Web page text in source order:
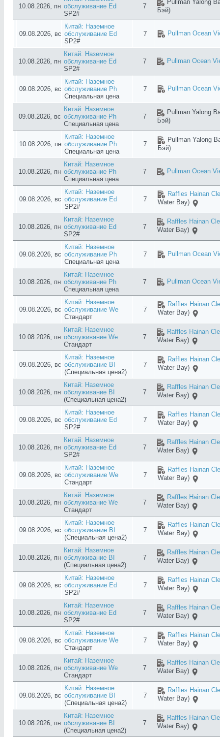
10.08.2026, пн обслуживание Ed
SP2#
7
Pullman Yalong
Бэй)
09.08.2026, вс
Китай: Наземное
обслуживание Ed
SP2#
7 Pullman Ocean
10.08.2026, пн
Китай: Наземное
обслуживание Ed
SP2#
7 Pullman Ocean
09.08.2026, вс
Китай: Наземное
обслуживание Ph
Специальная цена
7 Pullman Ocean
09.08.2026, вс
Китай: Наземное
обслуживание Ph
Специальная цена
7
Pullman Yalong
Бэй)
10.08.2026, пн
Китай: Наземное
обслуживание Ph
Специальная цена
7
Pullman Yalong
Бэй)
10.08.2026, пн
Китай: Наземное
обслуживание Ph
Специальная цена
7 Pullman Ocean
09.08.2026, вс
Китай: Наземное
обслуживание Ed
SP2#
7
Raffles Hainan
Water Bay)
10.08.2026, пн
Китай: Наземное
обслуживание Ed
SP2#
7
Raffles Hainan
Water Bay)
09.08.2026, вс
Китай: Наземное
обслуживание Ph
Специальная цена
7 Pullman Ocean
10.08.2026, пн
Китай: Наземное
обслуживание Ph
Специальная цена
7 Pullman Ocean
09.08.2026, вс
Китай: Наземное
обслуживание We
Стандарт
7
Raffles Hainan
Water Bay)
10.08.2026, пн
Китай: Наземное
обслуживание We
Стандарт
7
Raffles Hainan
Water Bay)
09.08.2026, вс
Китай: Наземное
обслуживание BI
(Специальная цена2)
7
Raffles Hainan
Water Bay)
10.08.2026, пн
Китай: Наземное
обслуживание BI
(Специальная цена2)
7
Raffles Hainan
Water Bay)
09.08.2026, вс
Китай: Наземное
обслуживание Ed
SP2#
7
Raffles Hainan
Water Bay)
10.08.2026, пн
Китай: Наземное
обслуживание Ed
SP2#
7
Raffles Hainan
Water Bay)
09.08.2026, вс
Китай: Наземное
обслуживание We
Стандарт
7
Raffles Hainan
Water Bay)
10.08.2026, пн
Китай: Наземное
обслуживание We
Стандарт
7
Raffles Hainan
Water Bay)
09.08.2026, вс
Китай: Наземное
обслуживание BI
(Специальная цена2)
7
Raffles Hainan
Water Bay)
10.08.2026, пн
Китай: Наземное
обслуживание BI
(Специальная цена2)
7
Raffles Hainan
Water Bay)
09.08.2026, вс
Китай: Наземное
обслуживание Ed
SP2#
7
Raffles Hainan
Water Bay)
10.08.2026, пн
Китай: Наземное
обслуживание Ed
SP2#
7
Raffles Hainan
Water Bay)
09.08.2026, вс
Китай: Наземное
обслуживание We
Стандарт
7
Raffles Hainan
Water Bay)
10.08.2026, пн
Китай: Наземное
обслуживание We
Стандарт
7
Raffles Hainan
Water Bay)
09.08.2026, вс
Китай: Наземное
обслуживание BI
(Специальная цена2)
7
Raffles Hainan
Water Bay)
10.08.2026, пн
Китай: Наземное
обслуживание BI
(Специальная цена2)
7
Raffles Hainan
Water Bay)